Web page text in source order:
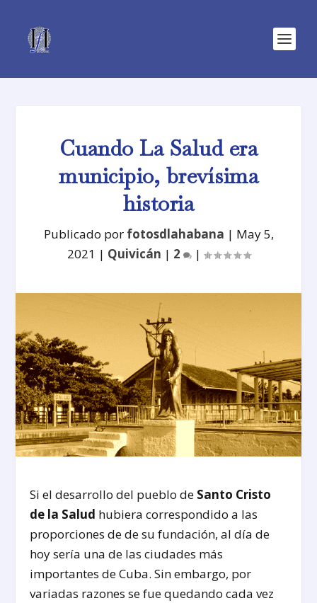
Cuando La Salud era
municipio, brevísima
historia
Publicado por fotosdlahabana | May 5,
2021 | Quivicán | 2 |
Si el desarrollo del pueblo de Santo Cristo
de la Salud hubiera correspondido a las
proporciones de de su fundación, al día de
hoy sería una de las ciudades más
importantes de Cuba. Sin embargo, por
variadas razones se fue quedando cada vez